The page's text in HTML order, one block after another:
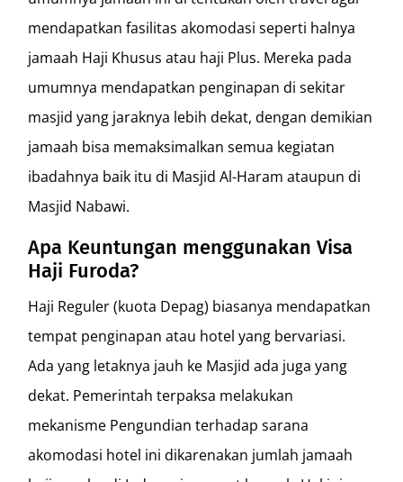
mendapatkan fasilitas akomodasi seperti halnya
jamaah Haji Khusus atau haji Plus. Mereka pada
umumnya mendapatkan penginapan di sekitar
masjid yang jaraknya lebih dekat, dengan demikian
jamaah bisa memaksimalkan semua kegiatan
ibadahnya baik itu di Masjid Al-Haram ataupun di
Masjid Nabawi.
Apa Keuntungan menggunakan Visa
Haji Furoda?
Haji Reguler (kuota Depag) biasanya mendapatkan
tempat penginapan atau hotel yang bervariasi.
Ada yang letaknya jauh ke Masjid ada juga yang
dekat. Pemerintah terpaksa melakukan
mekanisme Pengundian terhadap sarana
akomodasi hotel ini dikarenakan jumlah jamaah